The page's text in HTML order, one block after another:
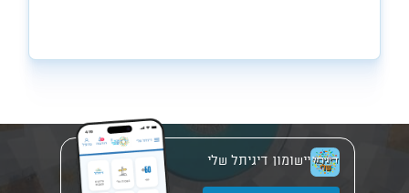
יישומון דיגיתל שלי